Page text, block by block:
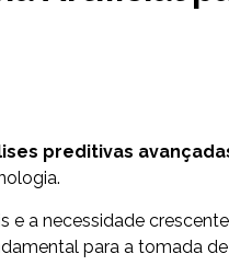
preditivas
e a necessidade
para a tomada